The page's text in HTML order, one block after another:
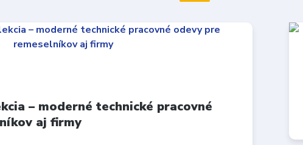
– moderné technické pracovné
aj firmy